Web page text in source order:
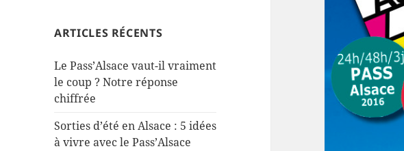
ARTICLES RÉCENTS
Le Pass’Alsace vaut-il vraiment
le coup ? Notre réponse
chiffrée
Sorties d’été en Alsace : 5 idées
à vivre avec le Pass’Alsace